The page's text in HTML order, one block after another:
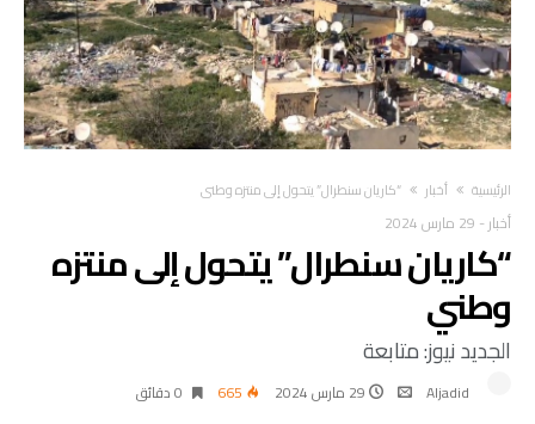
‫الرئيسية‬ أخبار “كاريان سنطرال” يتحول إلى منتزه وطني
أخبار- 29 مارس 2024
“كاريان سنطرال” يتحول إلى منتزه
وطني
الجديد نيوز: متابعة
Aljadid 29 مارس 2024 665 0 ‫دقائق‬